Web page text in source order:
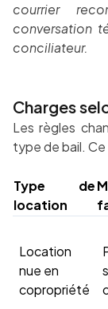
courrier
conversation
conciliateur.
Charges
Les règles
type de bail.
Type de
location
Location
nue en
copropriété